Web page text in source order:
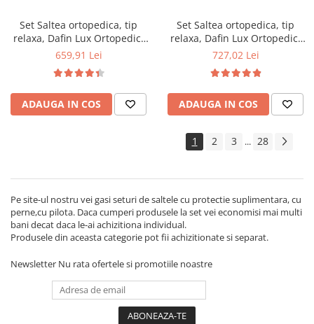
Set Saltea ortopedica, tip
relaxa, Dafin Lux Ortopedic,
140x200x21cm, fermitate
Bonell, fata vara-iarna, sistem
de aerisire cu butoni, Salt
Confort plus 2 perne
matlasate microfibra
659,91 Lei
ADAUGA IN COS
Set Saltea ortopedica, tip
relaxa, Dafin Lux Ortopedic,
160x190x21cm, fermitate
Bonell, fata vara-iarna, sistem
de aerisire cu butoni, Salt
Confort plus 2 perne
matlasate microfibra
50x70cm, lavabile la 60°C
727,02 Lei
ADAUGA IN COS
1 2 3 ... 28
Pe site-ul nostru vei gasi seturi de saltele cu protectie suplimentara, cu
perne,cu pilota. Daca cumperi produsele la set vei economisi mai multi
bani decat daca le-ai achizitiona individual.
Produsele din aceasta categorie pot fii achizitionate si separat.
Newsletter Nu rata ofertele si promotiile noastre